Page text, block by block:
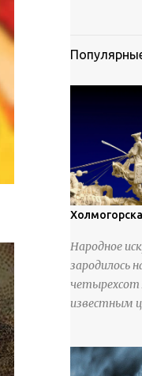
Народное
зародилось
известным
служили